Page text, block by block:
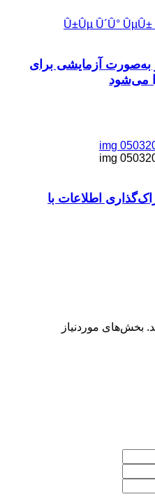
آزمایشی برای
می‌شود
اطلاعات با
بخش‌های موردنیاز